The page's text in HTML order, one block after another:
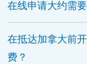
在线申请大约需
在抵达加拿大前
费？